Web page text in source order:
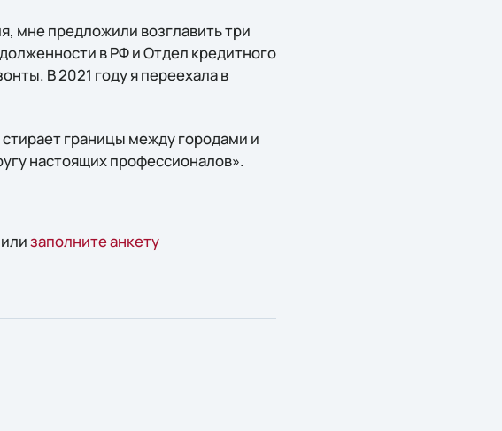
мне предложили возглавить три
в РФ и Отдел кредитного
В 2021 году я переехала в
границы между городами и
настоящих профессионалов».
илизаполните анкету